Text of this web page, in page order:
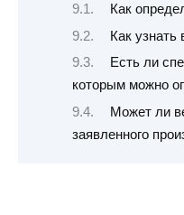
Как
Как узнать
Есть ли
которым можно
Может ли
заявленного